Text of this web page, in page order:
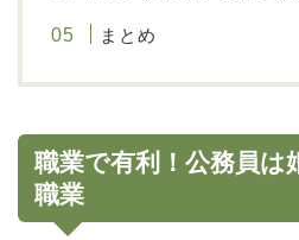
まとめ
職業で有利！公務員は
職業